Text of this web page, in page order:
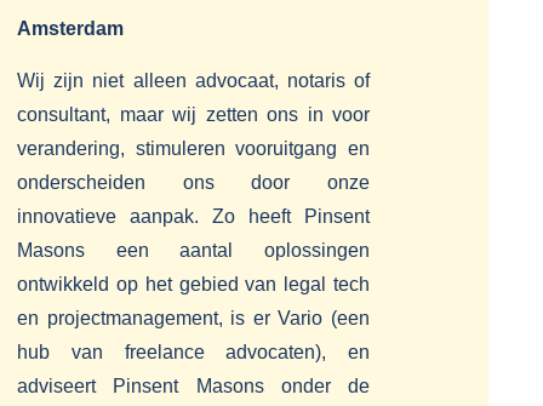
Amsterdam
Wij zijn niet alleen advocaat, notaris of
consultant, maar wij zetten ons in voor
verandering, stimuleren vooruitgang en
onderscheiden ons door onze
innovatieve aanpak. Zo heeft Pinsent
Masons een aantal oplossingen
ontwikkeld op het gebied van legal tech
en projectmanagement, is er Vario (een
hub van freelance advocaten), en
adviseert Pinsent Masons onder de